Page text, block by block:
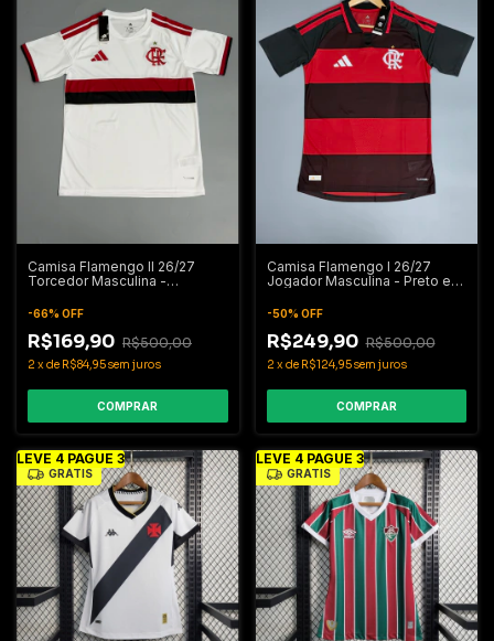
Camisa Flamengo II 26/27
Torcedor Masculina -
-66% OFF
R$169,90 R$500,00
2 xde R$84,95sem juros
COMPRAR
Camisa Flamengo I 26/27
Jogador Masculina - Preto e
-50% OFF
R$249,90 R$500,00
2 xde R$124,95sem juros
COMPRAR
LEVE 4 PAGUE 3
GRÁTIS
LEVE 4 PAGUE 3
GRÁTIS